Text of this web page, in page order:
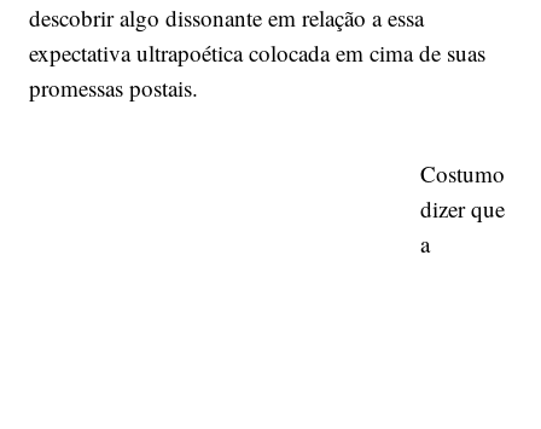
descobrir algo dissonante em relação a essa
expectativa ultrapoética colocada em cima de suas
promessas postais.
Costumo
dizer que
a